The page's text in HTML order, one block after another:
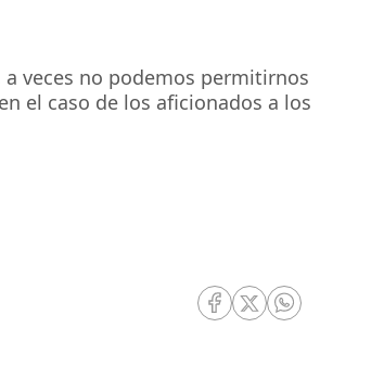
veces no podemos permitirnos
el caso de los aficionados a los
RRSS Facebook
RRSS Twitter
RRSS